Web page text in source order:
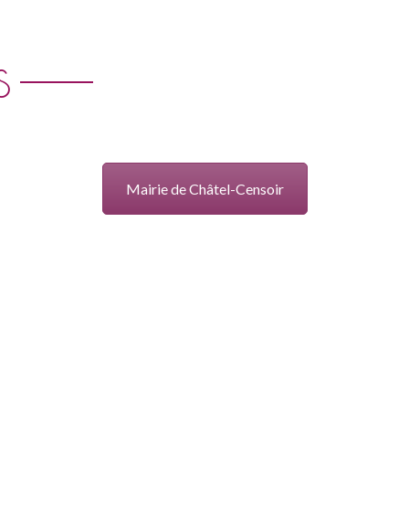
Mairie de Châtel-Censoir